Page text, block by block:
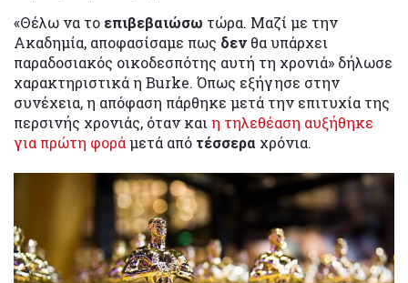
«Θέλω να το επιβεβαιώσω τώρα. Μαζί με την
Ακαδημία, αποφασίσαμε πως δεν θα υπάρχει
παραδοσιακός οικοδεσπότης αυτή τη χρονιά» δήλωσε
χαρακτηριστικά η Burke. Όπως εξήγησε στην
συνέχεια, η απόφαση πάρθηκε μετά την επιτυχία της
περσινής χρονιάς, όταν καιη τηλεθέαση αυξήθηκε
για πρώτη φοράμετά από τέσσερα χρόνια.